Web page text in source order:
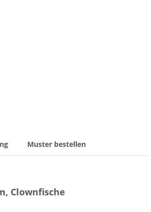
Muster bestellen
Clownfische